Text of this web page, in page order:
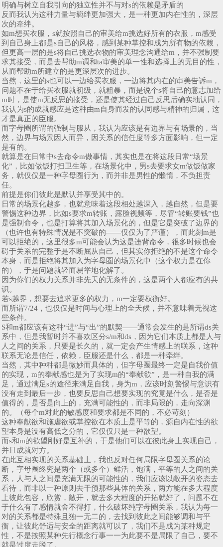
明确与树立自我引向的独立性并不与对s的依赖是矛盾的
反而我认为这种力量与羁绊更加强大，是一种更加内在性的，深层
次的牵绊。
如m想买衣服，s就按照自己的审美给m挑选好所有的衣服，m感受
到自己身上都是s自己的风格，感到某种掌控和成为所有物的依赖，
但更高一层的是s将自己挑选衣物的审美理念沟通给m，并不强制要
求其接受，而是去帮助m调和ta审美的单一性和选择上的无目的性，
从而帮助m所建立的是更深层次的进步。
当然，这里的s也可以一边给买衣服，一边将其内在的审美告诉m，
问题不在于给买衣服就初级，就粗暴，而是说个s将自己的意志加给
m时，是使m无反思的接受，还是使其经过自己反思后确实地认同，
我认为s的成就感应是这种由m自身而发的认同感与精神的归属，这
才是真正的臣服。
而字母圈所谓的强制与服从，我认为应该是有边界与有场景的，当
然，边界与场景因人而异，因关系的信任度等多方面影响，但一定
是有的。
就算是在日常中s去命令m做事情，其实也是在将这段日常“场景
化”，比如做饭打扫卫生等，在场景化中，男s去要求女m做饭做家
务，就仅仅是一种字母圈行为，而并非是男性的懒惰，不负担责
任。
前提是你们彼此是默认并享受其中的。
日常的场景化越多，也就意味着这段相处越深入，越自然，但是要
警惕这种边界，比如s要求m转账，露脸视频等，尽管“转账要钱”也
是强制命令，也是打算将其加入场景化的，但是它是突破了边界的
（也许也有特殊情况是不突破的——仅仅为了严谨），而此刻m是
可以拒绝的，这里很多m可能会认为这是违背命令，很多时候也会
碍于关系的完整于是不断屈从自己，但其实你拒绝的不是这个命令
本身，而是拒绝将其加入为字母圈的场景化中（这个权力是在你
的），于是问题就轻而易举地化解了。
因为你们的权力关系并非先天的无条件的，这是两个人都应有的共
识。
若s越界，想要去追求更多的权力，m一定要权衡好。
而所谓7/24，也仅仅是时间与心理上的全天候，并不意味着无视这
些条件。
S和m都应该有这种“进”与“出”的默契——通常会发生的是所谓ds关
系中，但是我暂时并不喜欢区分s/m和ds，因为它们本质上都是人与
人之间的关系，只要是长久的，就一定会产生情感上的联系，这种
联系无论是信任，依赖，臣服还是什么，都是一种牵绊。
当然，其中种种都是微妙而具体的，但字母圈最终一定是自我价值
的实现，m的奉献感也是为了实现m的“奉献欲”，是一种自我的满
足，通过满足s的途径来满足自我，身为m，应该时刻警惕与意识有
没有走到最后一步，也要反思自己想要实现的究竟是什么，是否是
值得的，是否是向上的，充满可能性的，而非局限的，走向深渊
的。（每个m对此的敏感度和要求都是不同的，不必苛刻）
这种奉献欲和施虐欲或掌控欲在本质上是平等的，源自内在性的欲
望本身是没有高低之分的，它仅仅只是一种欲望。
而s和m的欲望刚好是互补的，于是他们可以在彼此身上实现自己，
并且成就对方。
在此互相实现的关系基础上，我也反对任何局限字母圈关系的论
断，字母圈终究是两个（或多个）鲜活，饱满，平等的人之间的关
系，人与人之间是充满无限的可能性的，我们应该以敞开的姿态去
看待，而非以一种原则去干预那些具体的关系，两方能在多大程度
上彼此包容，欣赏，敞开，就去多大程度的开拓就好了，问题不在
于什么有了感情就舍不得打，什么破坏纯字母圈关系，我认为每一
对的关系都是特殊且独一无二的，去找到彼此之间能够调和与平
衡，让彼此舒适与安全的距离就可以了，我们不是成为某种规定
性，不是按照某种先行概念行事一一为此要不是局限了自己，要不
就是过度走脱了。